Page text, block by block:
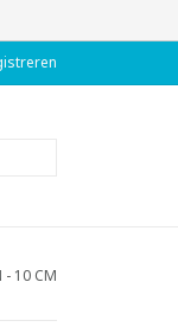
- 10 CM